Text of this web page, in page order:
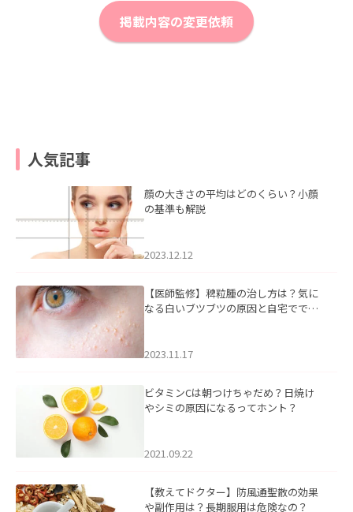
掲載内容の変更依頼
人気記事
顔の大きさの平均はどのくらい？小顔
の基準も解説
2023.12.12
【医師監修】稗粒腫の治し方は？気に
なる白いブツブツの原因と自宅ででき
2023.11.17
ビタミンCは朝つけちゃだめ？日焼け
やシミの原因になるってホント？
2021.09.22
【教えてドクター】防風通聖散の効果
や副作用は？長期服用は危険なの？